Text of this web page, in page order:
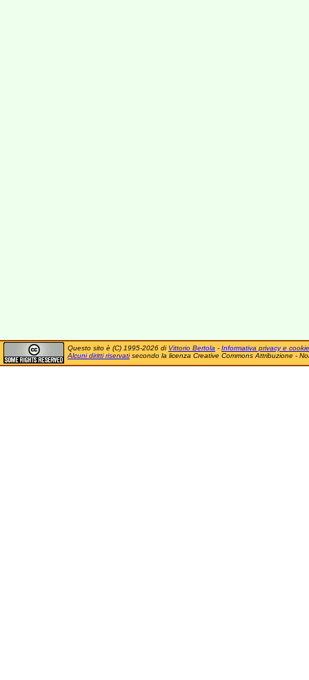
Questo sito è (C) 1995-2026 di Vittorio Bertola - Informativa privacy e cookie
Alcuni diritti riservatisecondo la licenza Creative Commons Attribuzione -